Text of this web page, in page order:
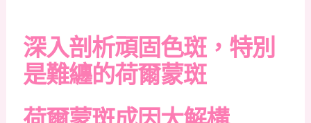
深入剖析頑固色斑，特別
是難纏的荷爾蒙斑